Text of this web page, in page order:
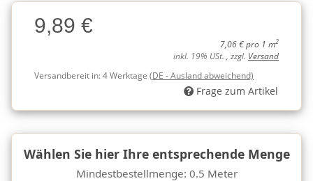
Charge
Charge9,89 €
7,06 € pro 1 m2
inkl. 19% USt. , zzgl. Versand
Versandbereit in:4 Werktage (DE - Ausland abweichend)
Frage zum Artikel
Wählen Sie hier Ihre entsprechende Menge
Mindestbestellmenge: 0.5 Meter